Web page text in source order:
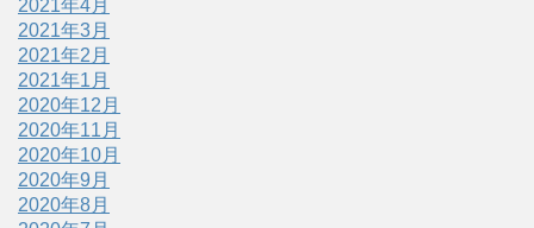
2021年4月
2021年3月
2021年2月
2021年1月
2020年12月
2020年11月
2020年10月
2020年9月
2020年8月